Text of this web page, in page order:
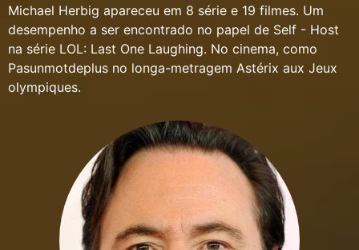
Michael Herbig apareceu em 8 série e 19 filmes. Um
desempenho a ser encontrado no papel de Self - Host
na série LOL: Last One Laughing. No cinema, como
Pasunmotdeplus no longa-metragem Astérix aux Jeux
olympiques.